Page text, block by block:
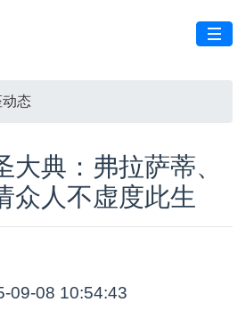
动态
大典：弗拉萨蒂、
众人不虚度此生
09-08 10:54:43